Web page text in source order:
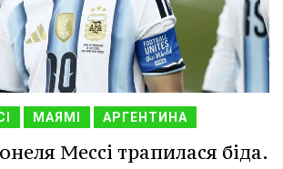
МАЯМІ АРГЕНТИНА
Мессі трапилася біда.